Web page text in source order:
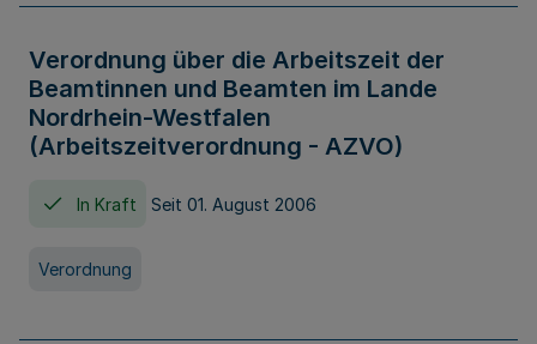
Verordnung über die Arbeitszeit der
Beamtinnen und Beamten im Lande
Nordrhein-Westfalen
(Arbeitszeitverordnung - AZVO)
In Kraft Seit 01. August 2006
Verordnung